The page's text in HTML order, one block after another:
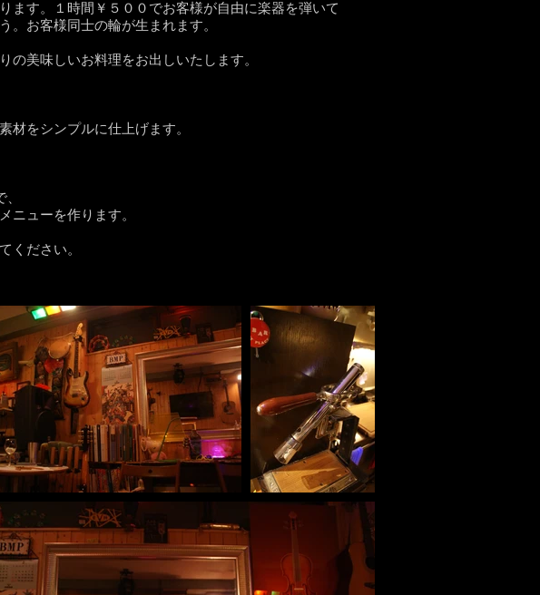
ます。１時間￥５００でお客様が自由に楽器を弾いて
お客様同士の輪が生まれます。
美味しいお料理をお出しいたします。
をシンプルに仕上げます。
ニューを作ります。
ください。